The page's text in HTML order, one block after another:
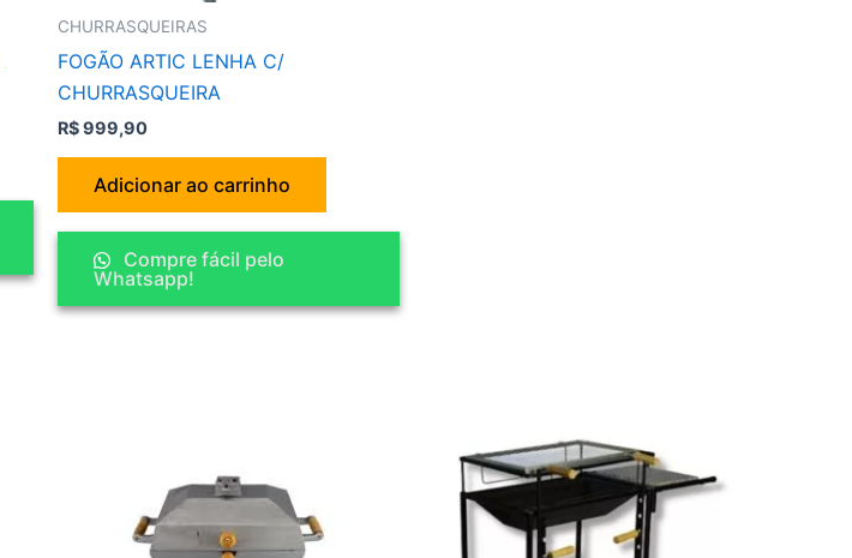
CHURRASQUEIRAS
FOGÃO ARTIC LENHA C/
CHURRASQUEIRA
R$999,90
Adicionar ao carrinho
Compre fácil pelo
Whatsapp!